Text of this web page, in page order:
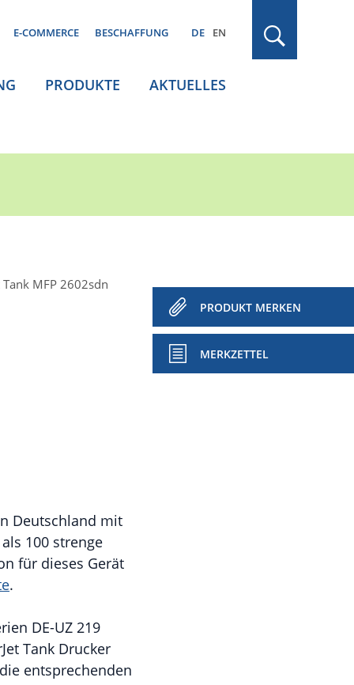
E-COMMERCE BESCHAFFUNG DE EN
PRODUKTE AKTUELLES
Tank MFP 2602sdn
PRODUKT MERKEN
MERKZETTEL
Deutschland mit
100 strenge
für dieses Gerät
.
DE-UZ 219
Tank Drucker
entsprechenden